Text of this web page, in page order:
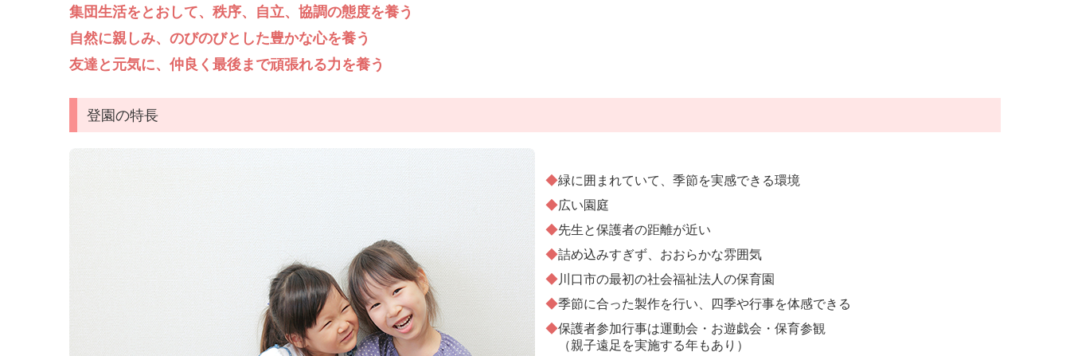
集団生活をとおして、秩序、自立、協調の態度を養う
自然に親しみ、のびのびとした豊かな心を養う
友達と元気に、仲良く最後まで頑張れる力を養う
登園の特長
◆緑に囲まれていて、季節を実感できる環境
◆広い園庭
◆先生と保護者の距離が近い
◆詰め込みすぎず、おおらかな雰囲気
◆川口市の最初の社会福祉法人の保育園
◆季節に合った製作を行い、四季や行事を体感できる
◆保護者参加行事は運動会・お遊戯会・保育参観
（親子遠足を実施する年もあり）